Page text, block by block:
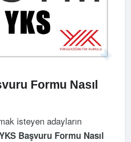
Formu Nasıl
isteyen adayların
Başvuru Formu Nasıl